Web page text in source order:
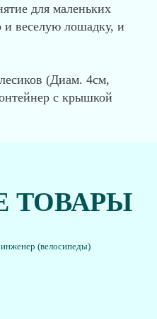
для маленьких
и веселую лошадку, и
(Диам. 4см,
с крышкой
ТОВАРЫ